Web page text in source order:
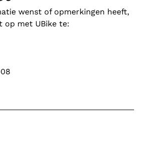
wenst of opmerkingen heeft,
op met UBike te: